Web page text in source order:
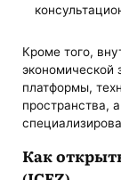
Кроме того,
платформы,
пространства,
Как